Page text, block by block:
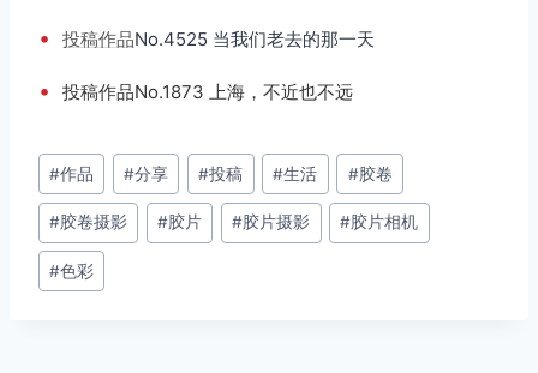
• 投稿作品No.4525 当我们老去的那一天
• 投稿作品No.1873 上海，不近也不远
文
章
标
签：
#作品 #分享 #投稿 #生活 #胶卷
#胶卷摄影 #胶片 #胶片摄影 #胶片相机
#色彩